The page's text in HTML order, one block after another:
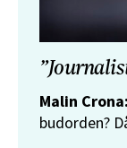
Malin Crona:
budorden?